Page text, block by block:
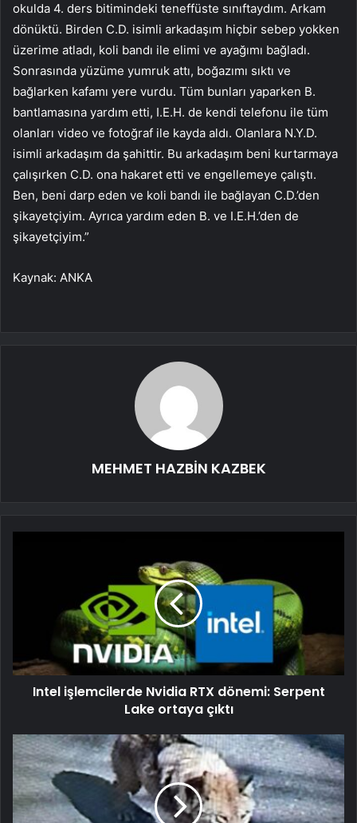
okulda 4. ders bitimindeki teneffüste sınıftaydım. Arkam
dönüktü. Birden C.D. isimli arkadaşım hiçbir sebep yokken
üzerime atladı, koli bandı ile elimi ve ayağımı bağladı.
Sonrasında yüzüme yumruk attı, boğazımı sıktı ve
bağlarken kafamı yere vurdu. Tüm bunları yaparken B.
bantlamasına yardım etti, I.E.H. de kendi telefonu ile tüm
olanları video ve fotoğraf ile kayda aldı. Olanlara N.Y.D.
isimli arkadaşım da şahittir. Bu arkadaşım beni kurtarmaya
çalışırken C.D. ona hakaret etti ve engellemeye çalıştı.
Ben, beni darp eden ve koli bandı ile bağlayan C.D.’den
şikayetçiyim. Ayrıca yardım eden B. ve I.E.H.’den de
şikayetçiyim.”
Kaynak: ANKA
MEHMET HAZBİN KAZBEK
Intel işlemcilerde Nvidia RTX dönemi: Serpent
Lake ortaya çıktı